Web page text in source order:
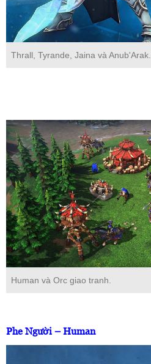
Thrall, Tyrande, Jaina và Anub'Arak.
Human và Orc giao tranh.
Phe Người – Human